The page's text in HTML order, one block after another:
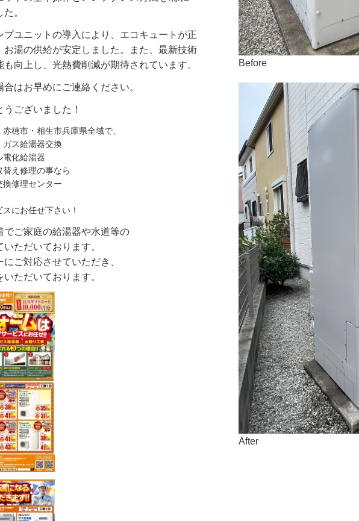
。
プユニットの導入により、エコキュートが正
お湯の供給が安定しました。また、最新技術
向上し、光熱費削減が期待されています。
はお早めにご連絡ください。
ございました！
穂市・相生市兵庫県全域で、
ガス給湯器交換
電化給湯器
え修理の事なら
修理センター
にお任せ下さい！
でご家庭の給湯器や水道等の
ただいております。
ご対応させていただき、
ただいております。
Before
After